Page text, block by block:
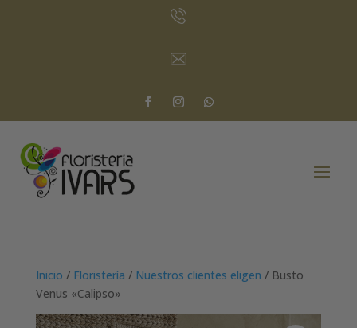
Inicio / Floristería / Nuestros clientes eligen / Busto
Venus «Calipso»